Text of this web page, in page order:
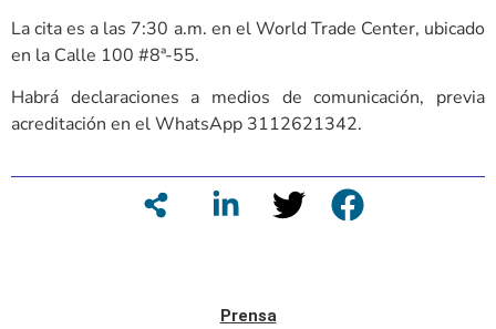
La cita es a las 7:30 a.m. en el World Trade Center, ubicado
en la Calle 100 #8ª-55.
Habrá declaraciones a medios de comunicación, previa
acreditación en el WhatsApp 3112621342.
Prensa